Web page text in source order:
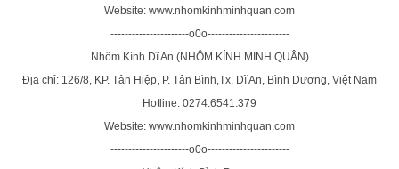
Website: www.nhomkinhminhquan.com
----------------------o0o-----------------------
Nhôm Kính Dĩ An (NHÔM KÍNH MINH QUÂN)
Địa chỉ: 126/8, KP. Tân Hiệp, P. Tân Bình,Tx. Dĩ An, Bình Dương, Việt Nam
Hotline: 0274.6541.379
Website: www.nhomkinhminhquan.com
----------------------o0o-----------------------